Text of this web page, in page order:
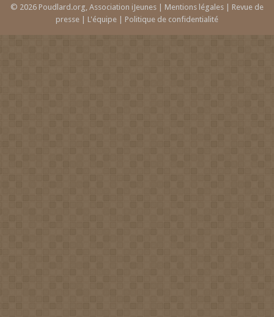
© 2026 Poudlard.org, Association iJeunes | Mentions légales | Revue de
presse | L'équipe | Politique de confidentialité